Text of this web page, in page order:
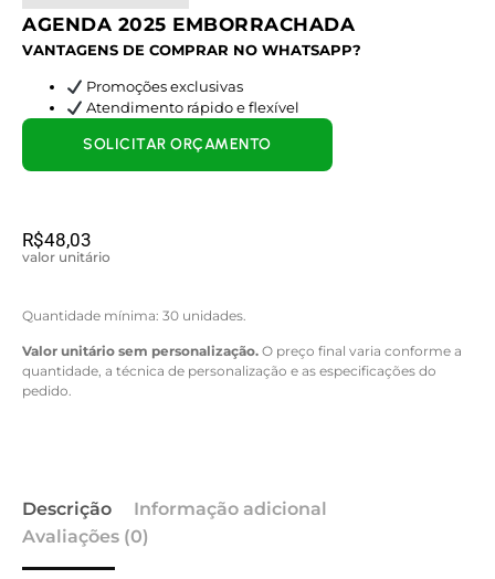
AGENDA 2025 EMBORRACHADA
VANTAGENS DE COMPRAR NO WHATSAPP?
Promoções exclusivas
Atendimento rápido e flexível
R$48,03
valor unitário
Quantidade mínima: 30 unidades.
Valor unitário sem personalização. O preço final varia conforme a
quantidade, a técnica de personalização e as especificações do
pedido.
SOLICITAR ORÇAMENTO
Descrição
Informação adicional
Avaliações (0)